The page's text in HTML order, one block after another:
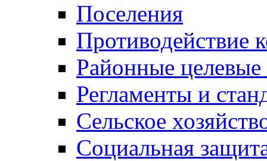
Поселения
Противодействие
Районные
Регламенты и
Сельское
Социальная